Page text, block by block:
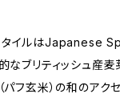
イルはJapanese
なブリティッシュ産
フ玄米）の和のアク